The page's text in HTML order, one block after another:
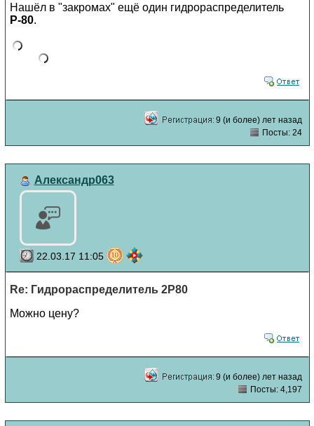
Нашёл в "закромах" ещё один гидрораспределитель
Р-80.
9 (и более) лет назад
Посты: 24
Александр063
22.03.17 11:05
Re: Гидрораспределитель 2Р80
Можно цену?
9 (и более) лет назад
Посты: 4,197